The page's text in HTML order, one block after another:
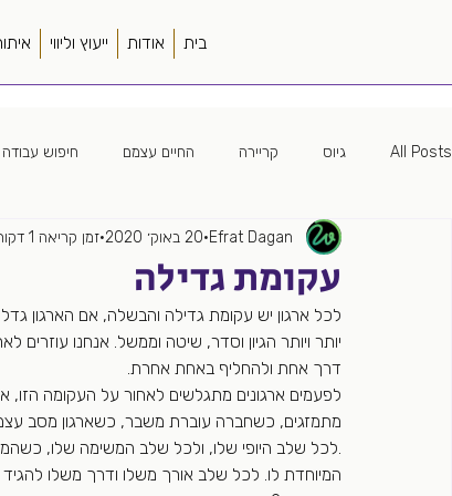
בית אודות ייעוץ וליווי
All Posts גיוס קריירה החיים עצמם חיפוש עבודה
האישה הטובה פוליטיקה ארגונית חווית
פודקאסט צמיחה
מקורות גיוס מונחה נתונים
עקומת גדילה
Efrat Dagan 20 באוק׳ 2020 זמן קריאה 1 דקות
לכל ארגון יש עקומת גדילה והבשלה, אם הארגון
יותר ויותר הגיון וסדר, שיטה וממשל. אנחנו
דרך אחת ולהחליף באחת אחרת.
לפעמים ארגונים מתגלשים לאחור על העקומה הזו,
מתמזגים, כשחברה עוברת משבר, כשארגון מסב
.לכל שלב היופי שלו, ולכל שלב המשימה שלו,
המיוחדת לו. לכל שלב אורך משלו ודרך משלו